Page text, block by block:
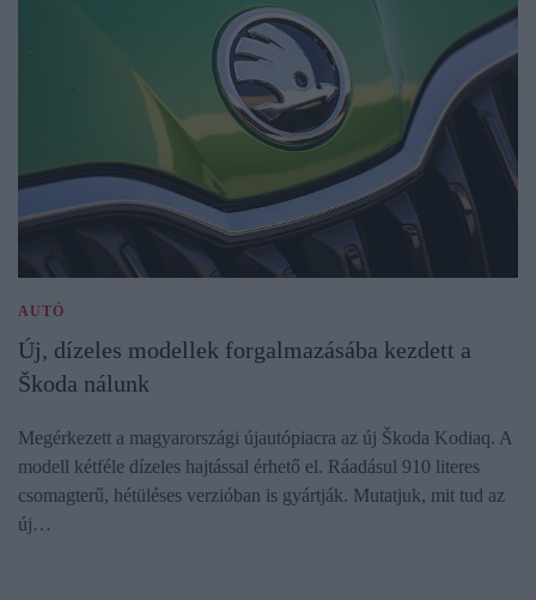
AUTÓ
Új, dízeles modellek forgalmazásába kezdett a
Škoda nálunk
Megérkezett a magyarországi újautópiacra az új Škoda Kodiaq. A
modell kétféle dízeles hajtással érhető el. Ráadásul 910 literes
csomagterű, hétüléses verzióban is gyártják. Mutatjuk, mit tud az
új…